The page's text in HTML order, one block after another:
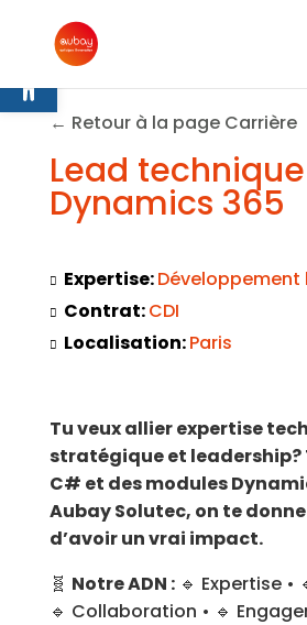
← Retour à la page Carrière
Lead technique
Dynamics 365
Expertise:Développement
Contrat:CDI
Localisation:Paris
Tu veux allier expertise
stratégique et
C# et des modules
Aubay Solutec, on te
d’avoir un vrai impact.
🧬 Notre ADN :🔹 Expertise •
🔹 Collaboration • 🔹
Ouvrir la barre d’outils